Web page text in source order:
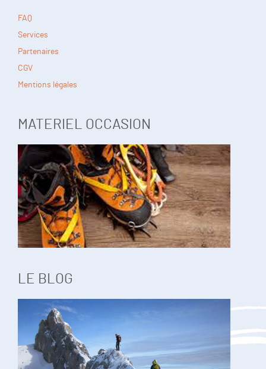
FAQ
Services
Partenaires
CGV
Mentions légales
MATERIEL OCCASION
LE BLOG